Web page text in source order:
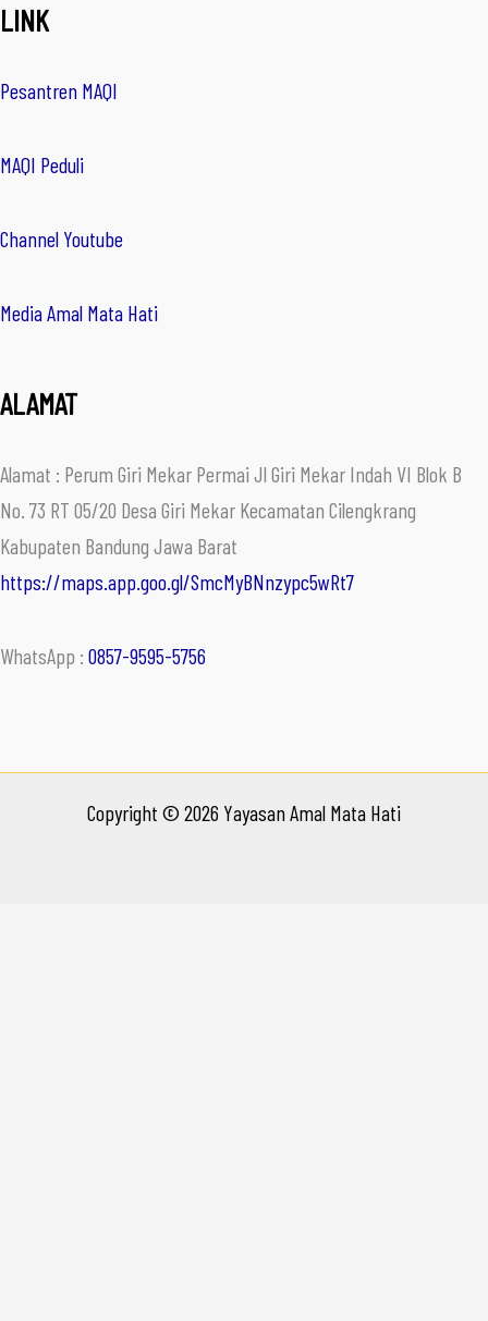
LINK
Pesantren MAQI
MAQI Peduli
Channel Youtube
Media Amal Mata Hati
ALAMAT
Alamat : Perum Giri Mekar Permai Jl Giri Mekar Indah VI Blok B
No. 73 RT 05/20 Desa Giri Mekar Kecamatan Cilengkrang
Kabupaten Bandung Jawa Barat
https://maps.app.goo.gl/SmcMyBNnzypc5wRt7
WhatsApp : 0857-9595-5756
Copyright © 2026 Yayasan Amal Mata Hati